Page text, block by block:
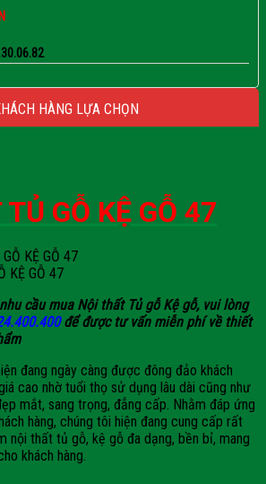
HÀNG LỰA CHỌN
GỖ KỆ GỖ 47
KỆ GỖ 47
cầu mua Nội thất Tủ gỗ Kệ gỗ, vui lòng
để được tư vấn miễn phí về thiết
đang ngày càng được đông đảo khách
cao nhờ tuổi thọ sử dụng lâu dài cũng như
mắt, sang trọng, đẳng cấp. Nhằm đáp ứng
hàng, chúng tôi hiện đang cung cấp rất
nội thất tủ gỗ, kệ gỗ đa dạng, bền bỉ, mang
khách hàng.